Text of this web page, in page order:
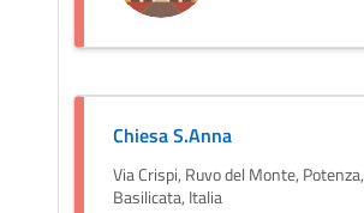
Chiesa S.Anna
Via Crispi, Ruvo del Monte, Potenza,
Basilicata, Italia